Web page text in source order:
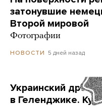
затонувшие
Второй мировой
Фотографии
НОВОСТИ 5 дней назад
Украинский дрон
в Геленджике.